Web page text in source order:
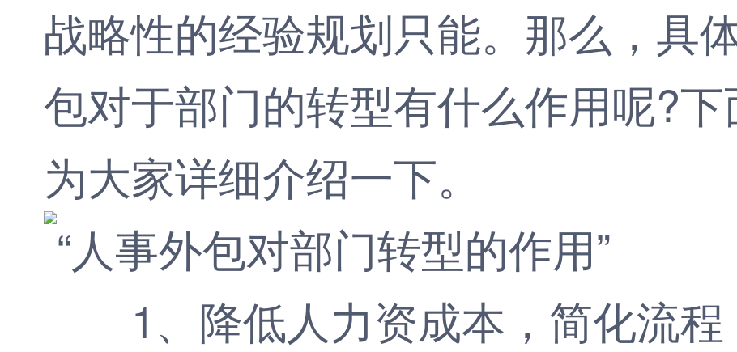
战略性的经验规划只能。那么，具
包对于部门的转型有什么作用呢?
为大家详细介绍一下。
1、降低人力资成本，简化流程